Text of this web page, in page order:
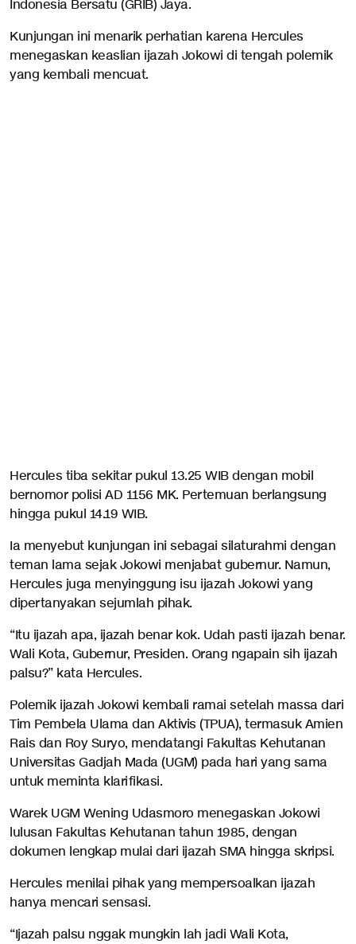
Indonesia Bersatu (GRIB) Jaya.
Kunjungan ini menarik perhatian karena Hercules
menegaskan keaslian ijazah Jokowi di tengah polemik
yang kembali mencuat.
Hercules tiba sekitar pukul 13.25 WIB dengan mobil
bernomor polisi AD 1156 MK. Pertemuan berlangsung
hingga pukul 14.19 WIB.
Ia menyebut kunjungan ini sebagai silaturahmi dengan
teman lama sejak Jokowi menjabat gubernur. Namun,
Hercules juga menyinggung isu ijazah Jokowi yang
dipertanyakan sejumlah pihak.
“Itu ijazah apa, ijazah benar kok. Udah pasti ijazah benar.
Wali Kota, Gubernur, Presiden. Orang ngapain sih ijazah
palsu?” kata Hercules.
Polemik ijazah Jokowi kembali ramai setelah massa dari
Tim Pembela Ulama dan Aktivis (TPUA), termasuk Amien
Rais dan Roy Suryo, mendatangi Fakultas Kehutanan
Universitas Gadjah Mada (UGM) pada hari yang sama
untuk meminta klarifikasi.
Warek UGM Wening Udasmoro menegaskan Jokowi
lulusan Fakultas Kehutanan tahun 1985, dengan
dokumen lengkap mulai dari ijazah SMA hingga skripsi.
Hercules menilai pihak yang mempersoalkan ijazah
hanya mencari sensasi.
“Ijazah palsu nggak mungkin lah jadi Wali Kota,